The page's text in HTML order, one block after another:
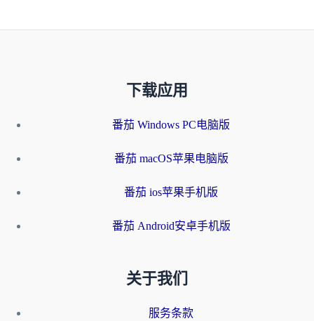
下载应用
番茄 Windows PC电脑版
番茄 macOS苹果电脑版
番茄 ios苹果手机版
番茄 Android安卓手机版
关于我们
服务条款